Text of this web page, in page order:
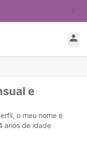
e
o meu nome é
anos de idade